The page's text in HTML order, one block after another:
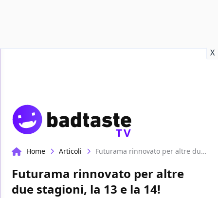
X
TV
Home Articoli Futurama rinnovato per altre due stagioni, la 13 e la 14!
Futurama rinnovato per altre
due stagioni, la 13 e la 14!